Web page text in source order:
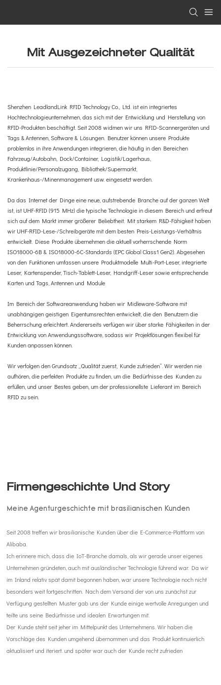
Mit Ausgezeichneter Qualität
Shenzhen LeadlandLink RFID Technology Co., Ltd. ist ein integriertes
Hochtechnologieunternehmen, das sich mit der Entwicklung und Herstellung von
RFID-Produkten beschäftigt. Seit 2008 widmen wir uns RFID-Scannergeräten und
Tags & Antennen, Software & Lösungen. Benutzer können unsere Produkte
problemlos in ihre Anwendungen integrieren, die häufig in den Bereichen
Fahrzeug/Autobahn, Dock/Container, Logistik/Lagerhaus,
Produktlinie/Personalzugang, Bibliothek/Supermarkt,
Krankenhaus-/Minenmanagement usw. eingesetzt werden.
Da das Internet der Dinge eine neue, aufstrebende Branche auf der ganzen Welt
ist, ist UHF-RFID (915 MHz) die typische Technologie in diesem Bereich und erfreut
sich auf dem Markt immer größerer Beliebtheit. Mit starkem R&D-Fähigkeit haben
wir UHF-RFID-Lese-/Schreibgeräte mit dem besten Preis-Leistungs-Verhältnis
entwickelt. Diese Produkte übernehmen die aktuell vorherrschende Norm
ISO18000-6B & ISO18000-6C-Standards (EPC Global Class1 Gen2). Abgesehen
von den Funktionen umfassen unsere Produktmodelle Multi-Port-Leser, integrierte
Leser, Kartenspender, Tisch-Tablett-Leser, Handgriff-Leser sowie entsprechende
Karten und Tags, Antennen und Module
Im Bereich der Softwareanwendung haben wir Midleware-Software mit
unabhängigen geistigen Eigentumsrechten entwickelt, die den Benutzern die
Beherrschung erleichtert. Andererseits verfügen wir über starke Fähigkeiten in der
Entwicklung von Anwendungssoftware, sodass wir Projektlösungen flexibel für
Kunden anpassen können.
Wir verfolgen den Grundsatz „Qualität zuerst, Kunde zufrieden“. Wir werden nie
aufhören, die perfekten Produkte zu finden, um die Bedürfnisse des Kunden zu
erfüllen, und unser Bestes geben, um der professionellste Lieferant im Bereich
RFID zu sein.
Firmengeschichte Und Story
Meine Agenturgeschichte mit brasilianischen Kunden
Seit 2008 treffen wir brasilianische Kunden über die E-Commerce-Plattform von
Alibaba.
Ich erinnere mich, dass die IoT-Branche damals, als wir gerade unser eigenes
Unternehmen gründeten, auch mit ausländischer Technologie führend war. Da wir
im Inland relativ spät damit begonnen haben, war unsere Technologie noch nicht
besonders weit fortgeschritten. Nach dem Versand der von uns zunächst zur
Verfügung gestellten Muster gab uns der Kunde einige wertvolle Anregungen und
teilte uns seine Bedürfnisse und idealen Erwartungen mit.
Der Kunde steht seit jeher im Mittelpunkt des Unternehmens.Wir haben die
Vorschläge des Kunden umgehend übernommen und das Produkt kontinuierlich
aktualisiert und iteriert.und später war auch der Kunde recht zufrieden